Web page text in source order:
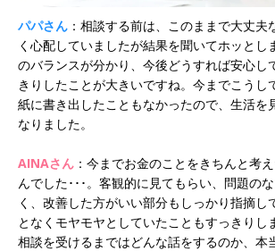
パパさん ：相談する前は、このままで大丈
く心配していましたが結果を聞いてホッとし
のバランスが分かり、今後どうすれば安心し
きりしたことが大きいですね。今までこうし
紙に書き出したこともなかったので、生活を
なりました。
AINAさん ：今までお金のことをきちんと考
んでした･･･。客観的に見てもらい、問題の
く、改善した方がいい部分もしっかり指摘し
となくモヤモヤとしていたこともすっきりし
相談を受けるまではどんな話をするのか、本